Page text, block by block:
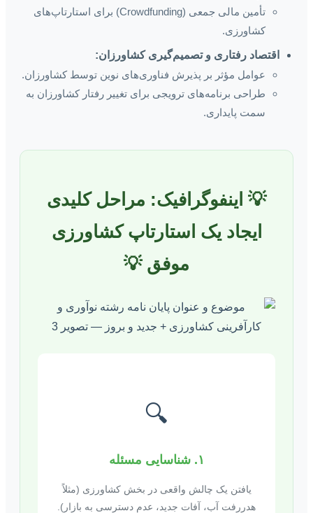
تأمین مالی جمعی (Crowdfunding) برای استارتاپ‌های
کشاورزی.
اقتصاد رفتاری و تصمیم‌گیری کشاورزان:
عوامل مؤثر بر پذیرش فناوری‌های نوین توسط کشاورزان.
طراحی برنامه‌های ترویجی برای تغییر رفتار کشاورزان به
سمت پایداری.
💡 اینفوگرافیک: مراحل کلیدی
ایجاد یک استارتاپ کشاورزی
موفق 💡
🔍
۱. شناسایی مسئله
یافتن یک چالش واقعی در بخش کشاورزی (مثلاً
هدررفت آب، آفات جدید، عدم دسترسی به بازار).